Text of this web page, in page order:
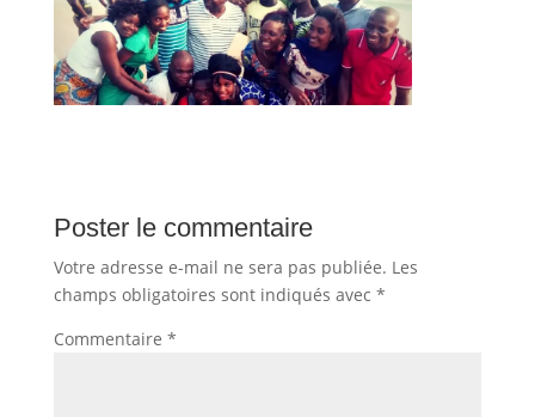
Poster le commentaire
Votre adresse e-mail ne sera pas publiée. Les
champs obligatoires sont indiqués avec *
Commentaire *